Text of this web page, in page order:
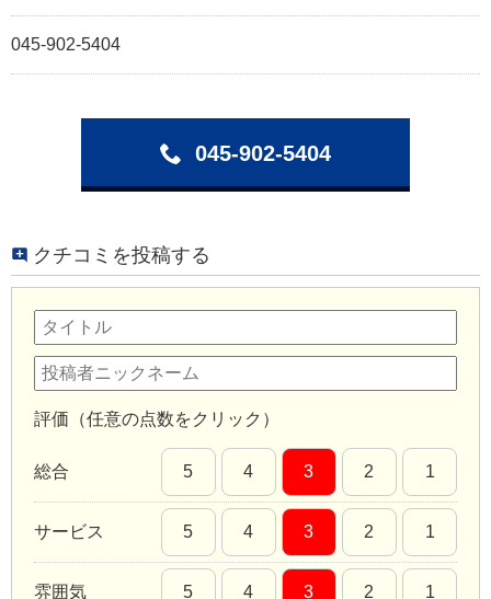
045-902-5404
045-902-5404
クチコミを投稿する
評価（任意の点数をクリック）
総合 5 4 3 2 1
サービス 5 4 3 2 1
雰囲気 5 4 3 2 1